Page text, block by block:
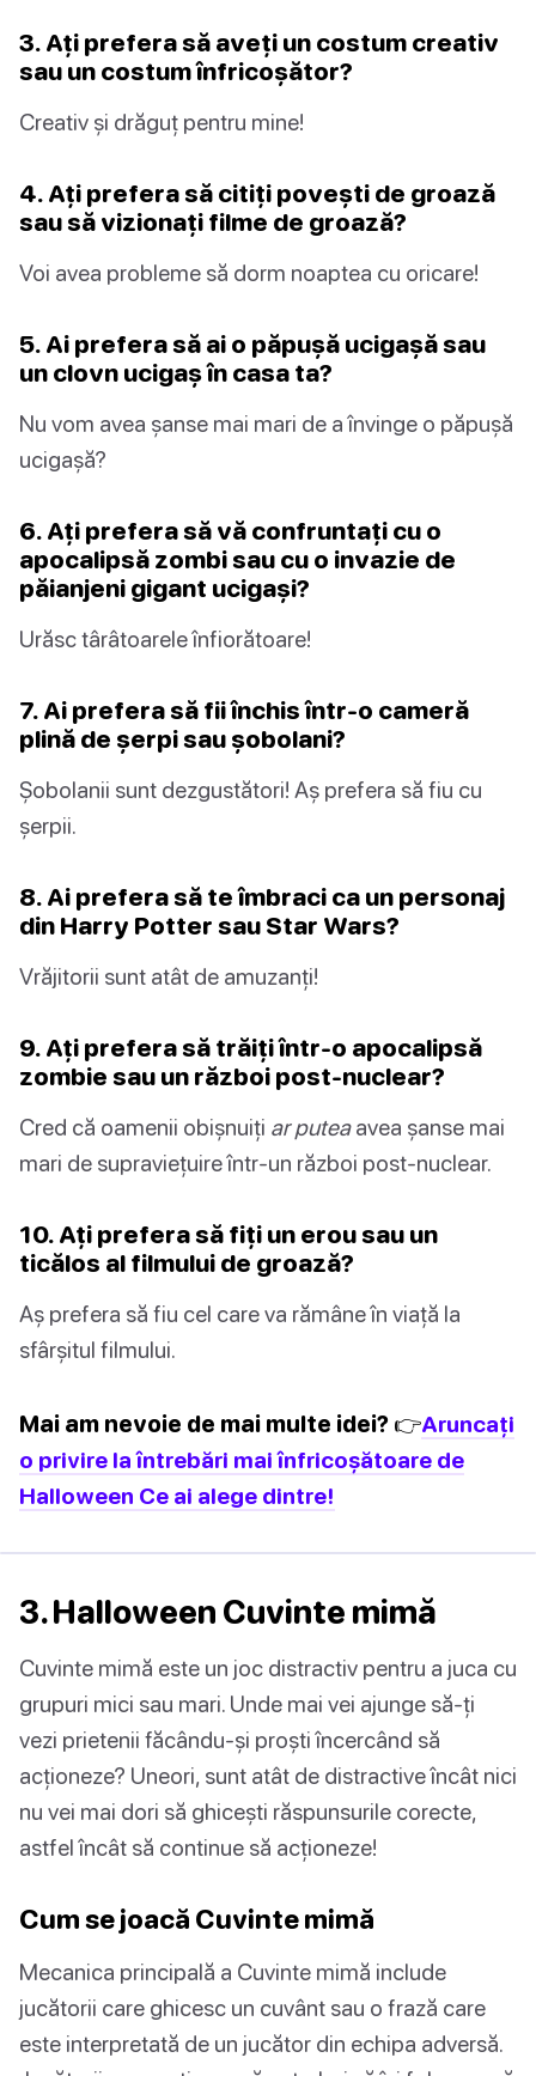
3. Ați prefera să aveți un costum creativ
sau un costum înfricoșător?
Creativ și drăguț pentru mine!
4. Ați prefera să citiți povești de groază
sau să vizionați filme de groază?
Voi avea probleme să dorm noaptea cu oricare!
5. Ai prefera să ai o păpușă ucigașă sau
un clovn ucigaș în casa ta?
Nu vom avea șanse mai mari de a învinge o păpușă
ucigașă?
6. Ați prefera să vă confruntați cu o
apocalipsă zombi sau cu o invazie de
păianjeni gigant ucigași?
Urăsc târâtoarele înfiorătoare!
7. Ai prefera să fii închis într-o cameră
plină de șerpi sau șobolani?
Șobolanii sunt dezgustători! Aș prefera să fiu cu
șerpii.
8. Ai prefera să te îmbraci ca un personaj
din Harry Potter sau Star Wars?
Vrăjitorii sunt atât de amuzanți!
9. Ați prefera să trăiți într-o apocalipsă
zombie sau un război post-nuclear?
Cred că oamenii obișnuiți ar puteaavea șanse mai
mari de supraviețuire într-un război post-nuclear.
10. Ați prefera să fiți un erou sau un
ticălos al filmului de groază?
Aș prefera să fiu cel care va rămâne în viață la
sfârșitul filmului.
Mai am nevoie de mai multe idei? 👉Aruncați
o privire la întrebări mai înfricoșătoare de
Halloween Ce ai alege dintre!
3. Halloween Cuvinte mimă
Cuvinte mimă este un joc distractiv pentru a juca cu
grupuri mici sau mari. Unde mai vei ajunge să-ți
vezi prietenii făcându-și proști încercând să
acționeze? Uneori, sunt atât de distractive încât nici
nu vei mai dori să ghicești răspunsurile corecte,
astfel încât să continue să acționeze!
Cum se joacă Cuvinte mimă
Mecanica principală a Cuvinte mimă include
jucătorii care ghicesc un cuvânt sau o frază care
este interpretată de un jucător din echipa adversă.